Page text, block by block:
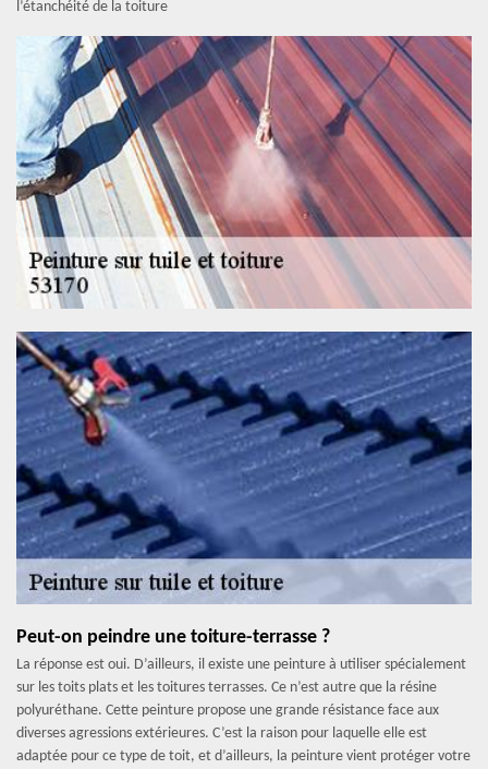
l’étanchéité de la toiture
Peut-on peindre une toiture-terrasse ?
La réponse est oui. D’ailleurs, il existe une peinture à utiliser spécialement
sur les toits plats et les toitures terrasses. Ce n’est autre que la résine
polyuréthane. Cette peinture propose une grande résistance face aux
diverses agressions extérieures. C’est la raison pour laquelle elle est
adaptée pour ce type de toit, et d’ailleurs, la peinture vient protéger votre